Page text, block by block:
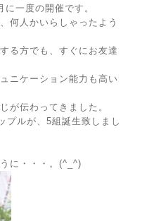
一度の開催です。
何人かいらしゃったよう
る方でも、すぐにお友達
ニケーション能力も高い
が伝わってきました。
プルが、5組誕生致しまし
に・・・。(^_^)